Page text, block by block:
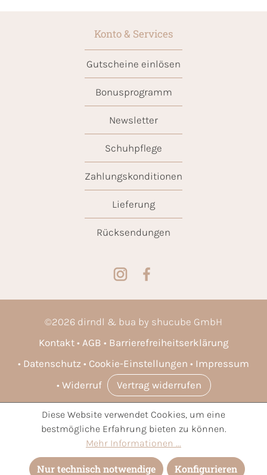
Konto & Services
Gutscheine einlösen
Bonusprogramm
Newsletter
Schuhpflege
Zahlungskonditionen
Lieferung
Rücksendungen
©2026 dirndl & bua by shucube GmbH
Kontakt
AGB
Barrierefreiheitserklärung
Datenschutz
Cookie-Einstellungen
Impressum
Widerruf
Vertrag widerrufen
* Alle Preise inkl. gesetzl. Mehrwertsteuer zzgl.Versandkosten
und ggf. Nachnahmegebühren, wenn nicht anders angegeben.
Diese Website verwendet Cookies, um eine
bestmögliche Erfahrung bieten zu können.
Mehr Informationen ...
Nur technisch notwendige Konfigurieren